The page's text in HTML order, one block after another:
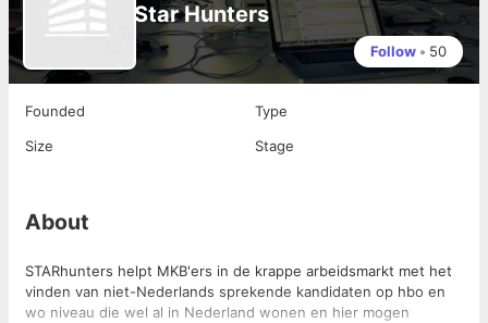
Star Hunters
Follow • 50
Founded
Type
Size
Stage
About
STARhunters helpt MKB'ers in de krappe arbeidsmarkt met het
vinden van niet-Nederlands sprekende kandidaten op hbo en
wo niveau die wel al in Nederland wonen en hier mogen